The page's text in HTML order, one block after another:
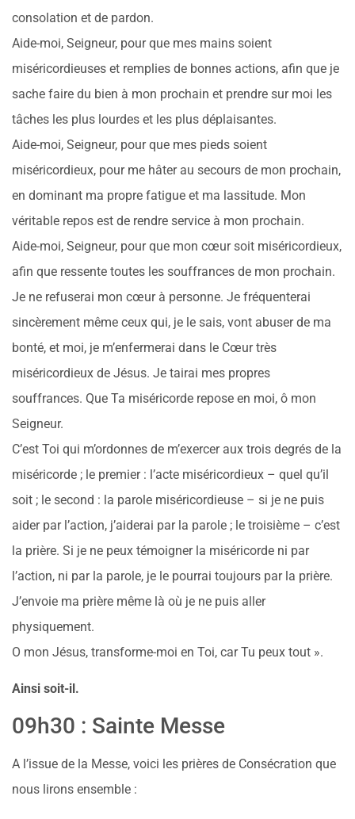
consolation et de pardon.
Aide-moi, Seigneur, pour que mes mains soient
miséricordieuses et remplies de bonnes actions, afin que je
sache faire du bien à mon prochain et prendre sur moi les
tâches les plus lourdes et les plus déplaisantes.
Aide-moi, Seigneur, pour que mes pieds soient
miséricordieux, pour me hâter au secours de mon prochain,
en dominant ma propre fatigue et ma lassitude. Mon
véritable repos est de rendre service à mon prochain.
Aide-moi, Seigneur, pour que mon cœur soit miséricordieux,
afin que ressente toutes les souffrances de mon prochain.
Je ne refuserai mon cœur à personne. Je fréquenterai
sincèrement même ceux qui, je le sais, vont abuser de ma
bonté, et moi, je m’enfermerai dans le Cœur très
miséricordieux de Jésus. Je tairai mes propres
souffrances. Que Ta miséricorde repose en moi, ô mon
Seigneur.
C’est Toi qui m’ordonnes de m’exercer aux trois degrés de la
miséricorde ; le premier : l’acte miséricordieux – quel qu’il
soit ; le second : la parole miséricordieuse – si je ne puis
aider par l’action, j’aiderai par la parole ; le troisième – c’est
la prière. Si je ne peux témoigner la miséricorde ni par
l’action, ni par la parole, je le pourrai toujours par la prière.
J’envoie ma prière même là où je ne puis aller
physiquement.
O mon Jésus, transforme-moi en Toi, car Tu peux tout ».
Ainsi soit-il.
09h30 : Sainte Messe
A l’issue de la Messe, voici les prières de Consécration que
nous lirons ensemble :